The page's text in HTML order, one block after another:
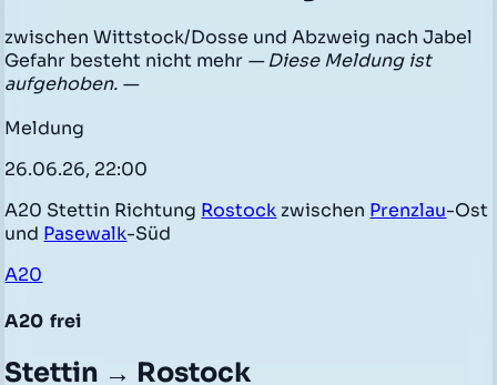
zwischen Wittstock/Dosse und Abzweig nach Jabel
Gefahr besteht nicht mehr — Diese Meldung ist
aufgehoben. —
Meldung
26.06.26, 22:00
A20 Stettin Richtung Rostock zwischen Prenzlau-Ost
und Pasewalk-Süd
A20
A20 frei
Stettin → Rostock